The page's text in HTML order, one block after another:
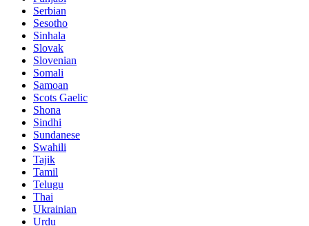
Serbian
Sesotho
Sinhala
Slovak
Slovenian
Somali
Samoan
Scots Gaelic
Shona
Sindhi
Sundanese
Swahili
Tajik
Tamil
Telugu
Thai
Ukrainian
Urdu